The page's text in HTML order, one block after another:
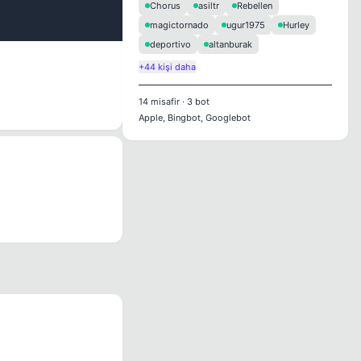
Chorus asiltr
Rebellen
magictornado
ugur1975
Hurley
deportivo
altanburak
+44 kişi daha
14 misafir · 3 bot
Apple, Bingbot, Googlebot